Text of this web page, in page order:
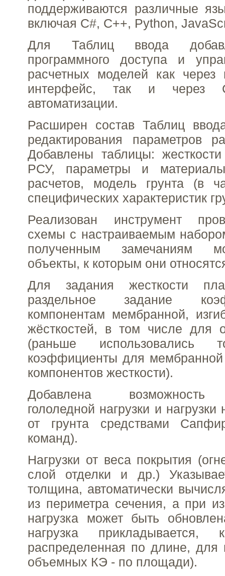
поддерживаются различные
включая C#, C++, Python,
Для Таблиц ввода
программного доступа и
расчетных моделей как через
интерфейс, так и через
автоматизации.
Расширен состав Таблиц
редактирования параметров
Добавлены таблицы:
РСУ, параметры и материалы
расчетов, модель грунта (в
специфических характеристик
Реализован инструмент
схемы с настраиваемым
полученным замечаниям
объекты, к которым они
Для задания жесткости
раздельное задание
компонентам мембранной,
жёсткостей, в том числе для
(раньше использовались
коэффициенты для мембранной
компонентов жесткости).
Добавлена возможность
гололедной нагрузки и
от грунта средствами
команд).
Нагрузки от веса покрытия
слой отделки и др.)
толщина, автоматически
из периметра сечения, а при
нагрузка может быть
нагрузка прикладывается,
распределенная по длине, для
объемных КЭ - по площади).